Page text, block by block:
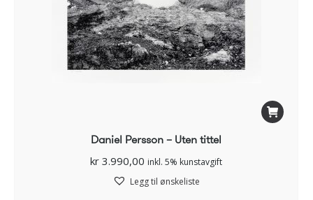
Daniel Persson – Uten tittel
kr 3.990,00 inkl. 5% kunstavgift
Legg til ønskeliste